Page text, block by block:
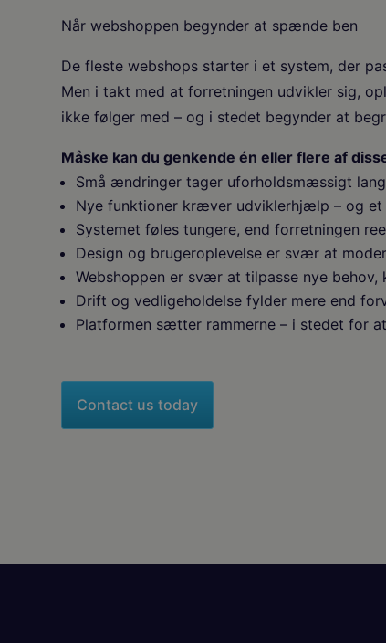
Når webshoppen begynder at spænde ben
De fleste webshops starter i et system, der
Men i takt med at forretningen udvikler sig,
ikke følger med – og i stedet begynder at
Måske kan du genkende én eller flere af
Små ændringer tager uforholdsmæssigt
Nye funktioner kræver udviklerhjælp – og et
Systemet føles tungere, end forretningen
Design og brugeroplevelse er svær at
Webshoppen er svær at tilpasse nye behov,
Drift og vedligeholdelse fylder mere end
Platformen sætter rammerne – i stedet for
Contact us today